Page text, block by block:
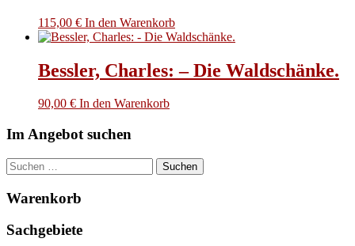
115,00 € In den Warenkorb
Bessler, Charles: – Die Waldschänke.
90,00 € In den Warenkorb
Im Angebot suchen
Suchen
nach:
Warenkorb
Sachgebiete